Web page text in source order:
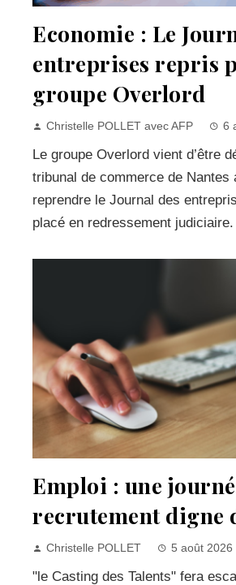
Economie : Le
entreprises repris
groupe Overlord
Christelle POLLET avec AFP 6
Le groupe Overlord vient d’être
tribunal de commerce de Nantes
reprendre le Journal des
placé en redressement
Emploi : une
recrutement digne
Christelle POLLET 5 août 2026
"le Casting des Talents" fera